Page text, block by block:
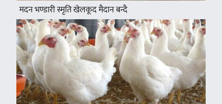
मदन भण्डारी स्मृति खेलकूद मैदान बन्दै